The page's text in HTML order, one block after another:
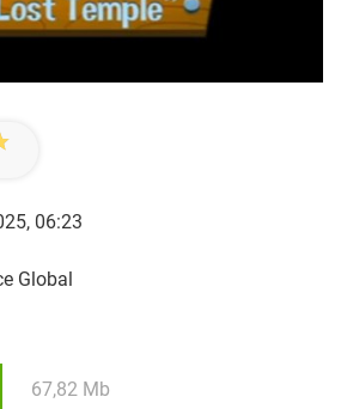
06:23
Global
67,82 Mb